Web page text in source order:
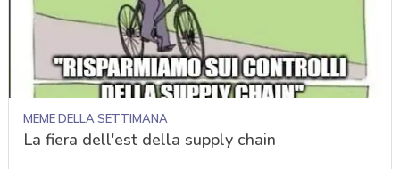
MEME DELLA SETTIMANA
La fiera dell'est della supply chain